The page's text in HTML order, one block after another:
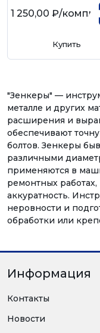
1 250,00 ₽/компл
Купить
"Зенкеры" —
металле и других
расширения и
обеспечивают
болтов. Зенкеры
различными
применяются в
ремонтных
аккуратность.
неровности и
обработки или
Информация
Контакты
Новости